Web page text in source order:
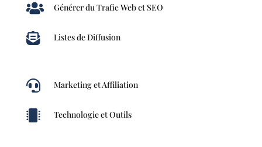
 Générer du Trafic Web et SEO
 Listes de Diffusion
 Marketing et Affiliation
 Technologie et Outils